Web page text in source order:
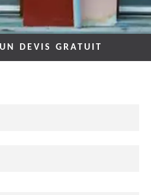
DEVIS GRATUIT